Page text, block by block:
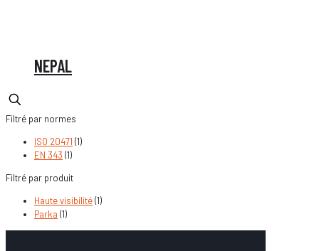
NEPAL
Filtré par normes
ISO 20471 (1)
EN 343 (1)
Filtré par produit
Haute visibilité(1)
Parka (1)